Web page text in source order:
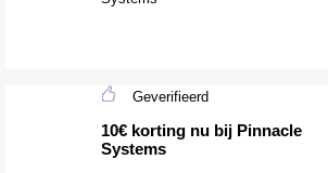
Geverifieerd
10€ korting nu bij Pinnacle
Systems